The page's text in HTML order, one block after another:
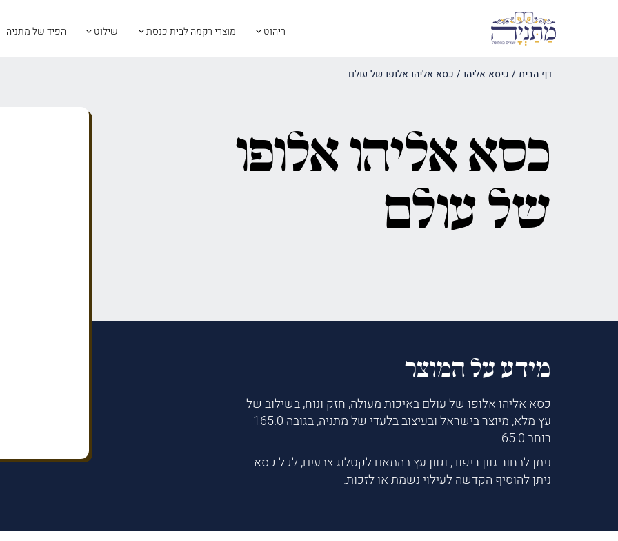
ריהוט מוצרי רקמה לבית כנסת שילוט הפיד של מתניה
דף הבית/ כיסא אליהו/ כסא אליהו אלופו של עולם
כסא אליהו אלופו
של עולם
מידע על המוצר
כסא אליהו אלופו של עולם באיכות מעולה, חזק ונוח, בשילוב של
עץ מלא, מיוצר בישראל ובעיצוב בלעדי של מתניה, בגובה 165.0
רוחב 65.0
ניתן לבחור גוון ריפוד, וגוון עץ בהתאם לקטלוג צבעים, לכל כסא
ניתן להוסיף הקדשה לעילוי נשמת או לזכות.